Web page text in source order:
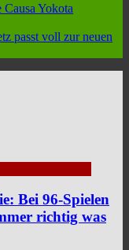
Yokota
passt voll zur neuen
Bei 96-Spielen
richtig was